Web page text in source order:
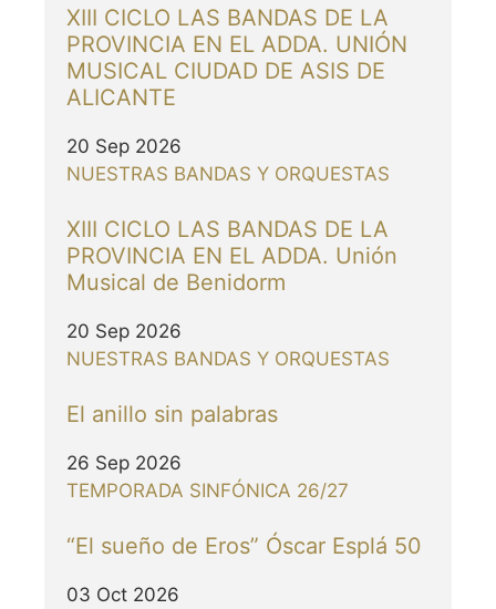
XIII CICLO LAS BANDAS DE LA
PROVINCIA EN EL ADDA. UNIÓN
MUSICAL CIUDAD DE ASIS DE
ALICANTE
20 Sep 2026
NUESTRAS BANDAS Y ORQUESTAS
XIII CICLO LAS BANDAS DE LA
PROVINCIA EN EL ADDA. Unión
Musical de Benidorm
20 Sep 2026
NUESTRAS BANDAS Y ORQUESTAS
El anillo sin palabras
26 Sep 2026
TEMPORADA SINFÓNICA 26/27
“El sueño de Eros” Óscar Esplá 50
03 Oct 2026